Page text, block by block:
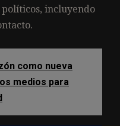
incluyendo
como nueva
medios para